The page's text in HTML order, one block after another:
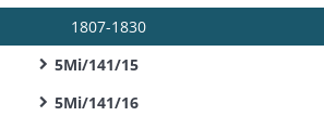
1807-1830
5Mi/141/15
5Mi/141/16